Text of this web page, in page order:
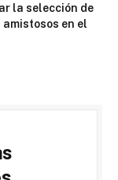
la selección de
amistosos en el